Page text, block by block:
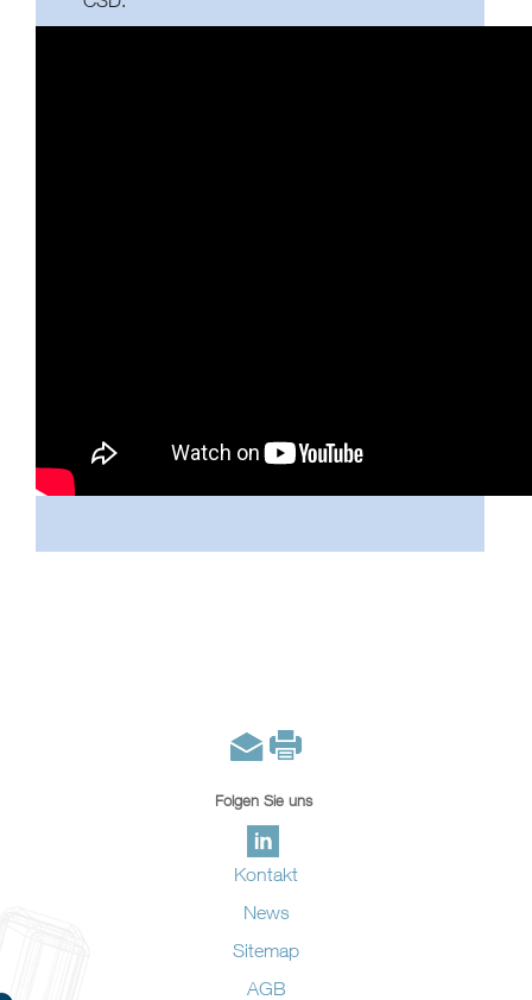
Folgen Sie uns
Kontakt
News
Sitemap
AGB